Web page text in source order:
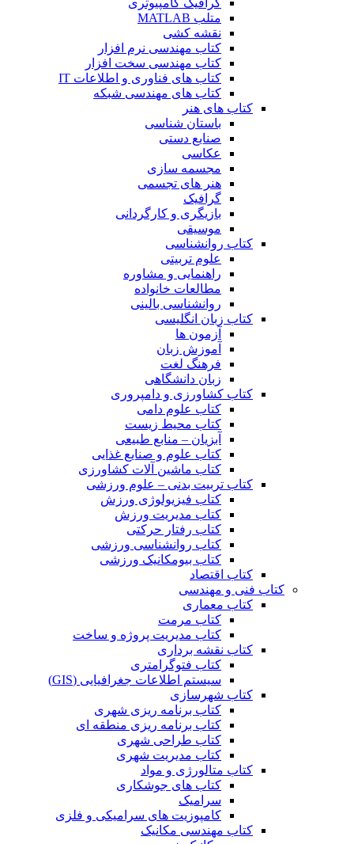
متلب MATLAB
نقشه کشی
کتاب مهندسی نرم افزار
کتاب مهندسی سخت افزار
کتاب های فناوری و اطلاعات IT
کتاب های مهندسی شبکه
کتاب های هنر
باستان شناسی
صنایع دستی
عکاسی
مجسمه سازی
هنر های تجسمی
گرافیک
بازیگری و کارگردانی
موسیقی
کتاب روانشناسی
علوم تربیتی
راهنمایی و مشاوره
مطالعات خانواده
روانشناسی بالینی
کتاب زبان انگلیسی
آزمون ها
آموزش زبان
فرهنگ لغت
زبان دانشگاهی
کتاب کشاورزی و دامپروری
کتاب علوم دامی
کتاب محیط زیست
آبزیان – منابع طبیعی
کتاب علوم و صنایع غذایی
کتاب ماشین آلات کشاورزی
کتاب تربیت بدنی – علوم ورزشی
کتاب فیزیولوژی ورزش
کتاب مدیریت ورزش
کتاب رفتار حرکتی
کتاب روانشناسی ورزشی
کتاب بیومکانیک ورزشی
کتاب اقتصاد
کتاب فنی و مهندسی
کتاب معماری
کتاب مرمت
کتاب مدیریت پروژه و ساخت
کتاب نقشه برداری
کتاب فتوگرامتری
سیستم اطلاعات جغرافیایی (GIS)
کتاب شهرسازی
کتاب برنامه ریزی شهری
کتاب برنامه ریزی منطقه ای
کتاب طراحی شهری
کتاب مدیریت شهری
کتاب متالورژی و مواد
کتاب های جوشکاری
سرامیک
کامپوزیت های سرامیکی و فلزی
کتاب مهندسی مکانیک